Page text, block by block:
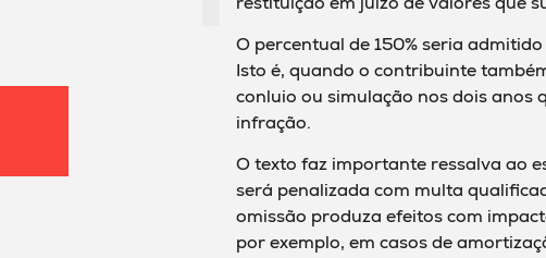
O percentual de 150% seria
Isto é, quando o contribuinte
conluio ou simulação nos dois
infração.
O texto faz importante ressalva ao
será penalizada com multa
omissão produza efeitos com
por exemplo, em casos de